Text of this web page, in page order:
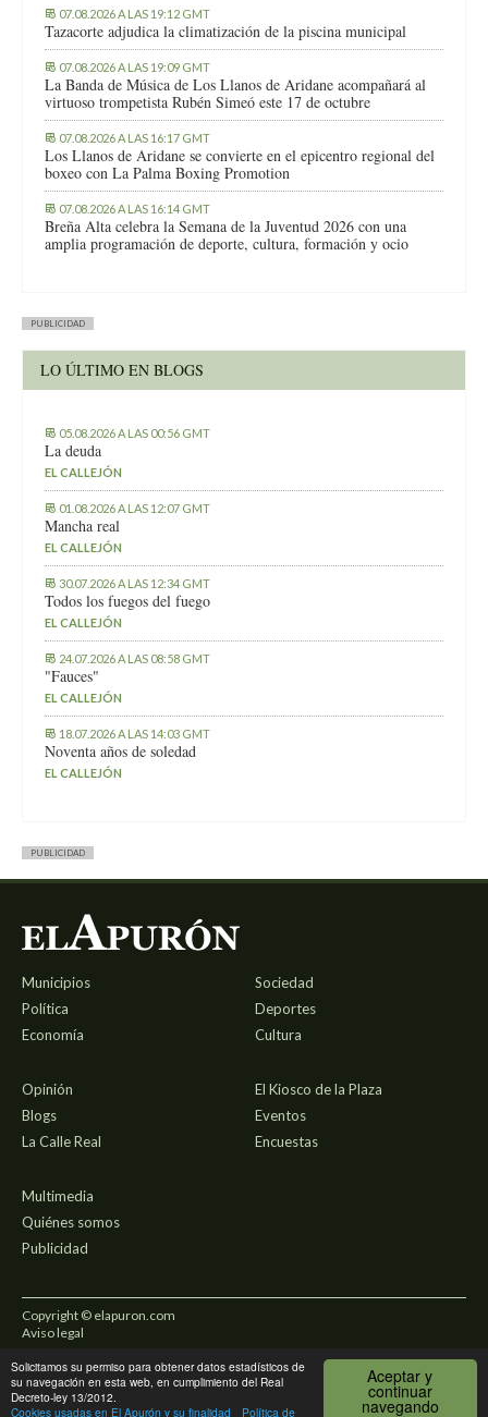
Aceptar y
continuar
navegando
Solicitamos su permiso para obtener datos estadísticos de
su navegación en esta web, en cumplimiento del Real
Decreto-ley 13/2012.
Cookies usadas en El Apurón y su finalidad
Política de
07.08.2026 A LAS 19:12 GMT
Tazacorte adjudica la climatización de la piscina municipal
07.08.2026 A LAS 19:09 GMT
La Banda de Música de Los Llanos de Aridane acompañará al
virtuoso trompetista Rubén Simeó este 17 de octubre
07.08.2026 A LAS 16:17 GMT
Los Llanos de Aridane se convierte en el epicentro regional del
boxeo con La Palma Boxing Promotion
07.08.2026 A LAS 16:14 GMT
Breña Alta celebra la Semana de la Juventud 2026 con una
amplia programación de deporte, cultura, formación y ocio
PUBLICIDAD
LO ÚLTIMO EN BLOGS
05.08.2026 A LAS 00:56 GMT
La deuda
EL CALLEJÓN
01.08.2026 A LAS 12:07 GMT
Mancha real
EL CALLEJÓN
30.07.2026 A LAS 12:34 GMT
Todos los fuegos del fuego
EL CALLEJÓN
24.07.2026 A LAS 08:58 GMT
"Fauces"
EL CALLEJÓN
18.07.2026 A LAS 14:03 GMT
Noventa años de soledad
EL CALLEJÓN
PUBLICIDAD
Municipios
Política
Economía
Sociedad
Deportes
Cultura
Opinión
Blogs
La Calle Real
El Kiosco de la Plaza
Eventos
Encuestas
Multimedia
Quiénes somos
Publicidad
Copyright © elapuron.com
Aviso legal
Política de privacidad
Uso de cookies